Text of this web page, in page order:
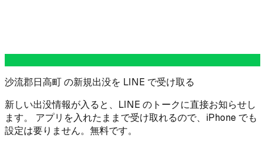
沙流郡日高町 の新規出没を LINE で受け取る
新しい出没情報が入ると、LINE のトークに直接お知らせし
ます。 アプリを入れたままで受け取れるので、iPhone でも
設定は要りません。無料です。